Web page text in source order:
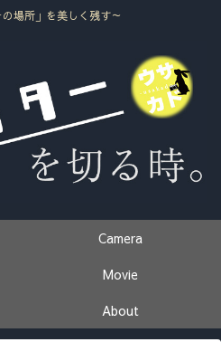
場所」を美しく残す～
Camera
Movie
About